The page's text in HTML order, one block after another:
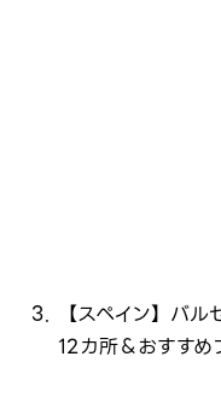
【スペイン】バ
12カ所＆おすすめ